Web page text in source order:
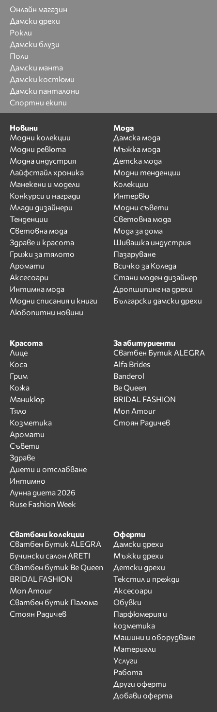
Онлайн магазин
Дамски дрехи
Рокли
Дамски блузи
Поли
Дамски манта
Дамски костюми
Дамски панталони
Спортни екипи
Новини
Модни колекции
Модни ревюта
Модна индустрия
Лайфстайл хроника
Манекени и модели
Конкурси и награди
Млади дизайнери
Тенденции
Световна мода
Здраве и красота
Грижи за тялото
Аромати
Аксесоари
Интимна мода
Модни списания и книги
Любопитни новини
Мода
Дамска мода
Мъжка мода
Детска мода
Модни тенденции
Колекции
Интервю
Модни съвети
Световна мода
Мода за дома
Шивашка индустрия
Пазаруване
Всичко за Коледа
Стани моден дизайнер
Дропшипинг на дрехи
Български дамски дрехи
Красота
Лице
Коса
Грим
Кожа
Маникюр
Тяло
Козметика
Аромати
Съвети
Здраве
Диети и отслабване
Интимно
Лунна диета 2026
Ruse Fashion Week
За абитуриенти
Сватбен Бутик ALEGRA
Alfa Brides
Banderol
Be Queen
BRIDAL FASHION
Mon Amour
Стоян Радичев
Сватбени колекции
Сватбен Бутик ALEGRA
Бучински салон ARETI
Сватбен бутик Be Queen
BRIDAL FASHION
Mon Amour
Сватбен бутик Палома
Стоян Радичев
Оферти
Дамски дрехи
Мъжки дрехи
Детски дрехи
Текстил и прежди
Аксесоари
Обувки
Парфюмерия и
козметика
Машини и оборудване
Материали
Услуги
Работа
Други оферти
Добави оферта